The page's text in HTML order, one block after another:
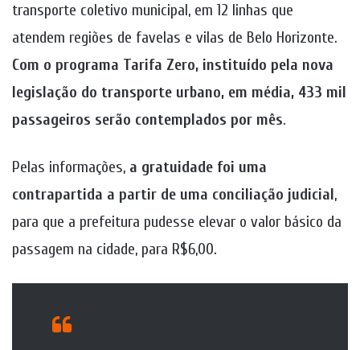
transporte coletivo municipal, em 12 linhas que
atendem regiões de favelas e vilas de Belo Horizonte.
Com o programa Tarifa Zero, instituído pela nova
legislação do transporte urbano, em média, 433 mil
passageiros serão contemplados por mês.
Pelas informações, a gratuidade foi uma
contrapartida a partir de uma conciliação judicial,
para que a prefeitura pudesse elevar o valor básico da
passagem na cidade, para R$6,00.